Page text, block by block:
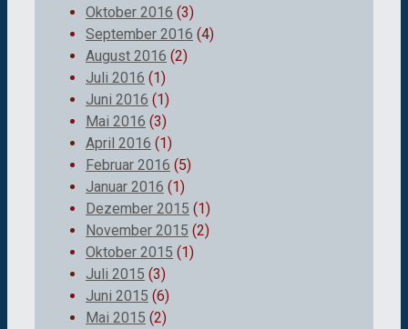
Oktober 2016 (3)
September 2016 (4)
August 2016 (2)
Juli 2016 (1)
Juni 2016 (1)
Mai 2016 (3)
April 2016 (1)
Februar 2016 (5)
Januar 2016 (1)
Dezember 2015 (1)
November 2015 (2)
Oktober 2015 (1)
Juli 2015 (3)
Juni 2015 (6)
Mai 2015 (2)